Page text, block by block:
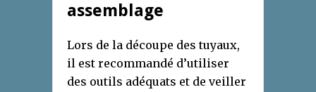
assemblage
Lors de la découpe des tuyaux,
il est recommandé d’utiliser
des outils adéquats et de veiller